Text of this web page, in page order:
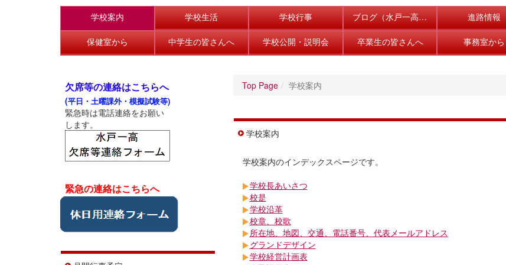
学校案内 学校生活 学校行事 ブログ（水戸一高の風景） 進路情報
保健室から 中学生の皆さんへ 学校公開・説明会 卒業生の皆さんへ 事務室から
Top Page 学校案内
学校案内
学校案内のインデックスページです。
学校長あいさつ
校是
学校沿革
校章、校歌
所在地、地図、交通、電話番号、代表メールアドレス
グランドデザイン
学校経営計画表
欠席等の連絡はこちらへ
(平日・土曜課外・模擬試験等)
緊急時は電話連絡をお願い
します。
緊急の連絡はこちらへ